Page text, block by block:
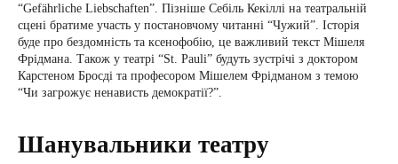
“Gefährliche Liebschaften”. Пізніше Себіль Кекіллі на театральній
сцені братиме участь у постановчому читанні “Чужий”. Історія
буде про бездомність та ксенофобію, це важливий текст Мішеля
Фрідмана. Також у театрі “St. Pauli” будуть зустрічі з доктором
Карстеном Бросді та професором Мішелем Фрідманом з темою
“Чи загрожує ненависть демократії?”.
Шанувальники театру